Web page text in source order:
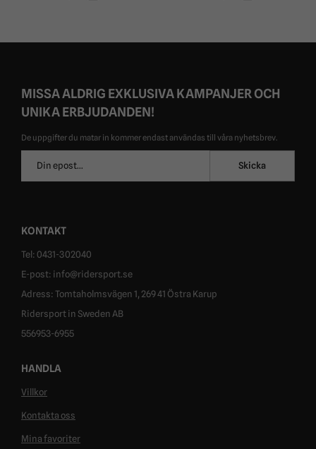
MISSA ALDRIG EXKLUSIVA KAMPANJER OCH
UNIKA ERBJUDANDEN!
De uppgifter du matar in kommer endast användas till våra nyhetsbrev.
postadress
Skicka
KONTAKT
Tel: 0431-302040
E-post: info@ridersport.se
Adress: Tomtaholmsvägen 1, 269 41 Östra Karup
Ridersport in Sweden AB
556953-6955
HANDLA
Villkor
Kontakta oss
Mina favoriter